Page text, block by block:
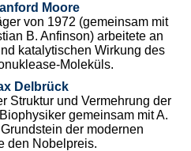
Moore
von 1972 (gemeinsam mit
B. Anfinson) arbeitete an
katalytischen Wirkung des
Moleküls.
Delbrück
Struktur und Vermehrung der
gemeinsam mit A.
der modernen
den Nobelpreis.